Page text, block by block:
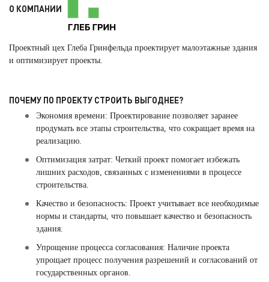
О КОМПАНИИ
Проектный цех Глеба Гринфельда проектирует малоэтажные здания
и оптимизирует проекты.
ПОЧЕМУ ПО ПРОЕКТУ СТРОИТЬ ВЫГОДНЕЕ?
Экономия времени: Проектирование позволяет заранее
продумать все этапы строительства, что сокращает время на
реализацию.
Оптимизация затрат: Четкий проект помогает избежать
лишних расходов, связанных с изменениями в процессе
строительства.
Качество и безопасность: Проект учитывает все необходимые
нормы и стандарты, что повышает качество и безопасность
здания.
Упрощение процесса согласования: Наличие проекта
упрощает процесс получения разрешений и согласований от
государственных органов.